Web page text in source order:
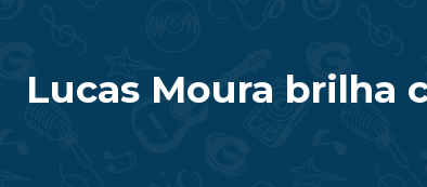
Lucas Moura brilha